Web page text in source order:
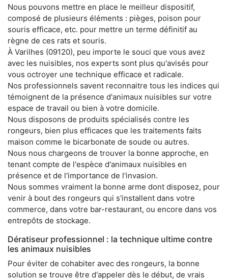
Nous pouvons mettre en place le meilleur dispositif,
composé de plusieurs éléments : pièges, poison pour
souris efficace, etc. pour mettre un terme définitif au
règne de ces rats et souris.
À Varilhes (09120), peu importe le souci que vous avez
avec les nuisibles, nos experts sont plus qu'avisés pour
vous octroyer une technique efficace et radicale.
Nos professionnels savent reconnaitre tous les indices qui
témoignent de la présence d'animaux nuisibles sur votre
espace de travail ou bien à votre domicile.
Nous disposons de produits spécialisés contre les
rongeurs, bien plus efficaces que les traitements faits
maison comme le bicarbonate de soude ou autres.
Nous nous chargeons de trouver la bonne approche, en
tenant compte de l'espèce d'animaux nuisibles en
présence et de l'importance de l'invasion.
Nous sommes vraiment la bonne arme dont disposez, pour
venir à bout des rongeurs qui s'installent dans votre
commerce, dans votre bar-restaurant, ou encore dans vos
entrepôts de stockage.
Dératiseur professionnel : la technique ultime contre
les animaux nuisibles
Pour éviter de cohabiter avec des rongeurs, la bonne
solution se trouve être d'appeler dès le début, de vrais